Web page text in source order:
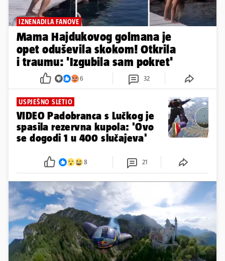
IZNENADILA FANOVE
Mama Hajdukovog golmana je
opet oduševila skokom! Otkrila
i traumu: 'Izgubila sam pokret'
6 32
USPJEŠNO SLETIO
VIDEO Padobranca s Lučkog je
spasila rezervna kupola: 'Ovo
se dogodi 1 u 400 slučajeva'
8 21